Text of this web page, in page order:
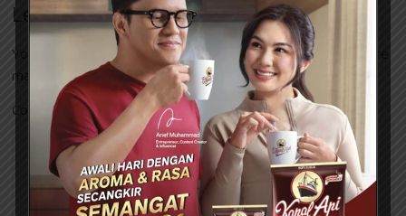
Leave a Reply
Your email address will not be published. Required fields are
marked
Comment *